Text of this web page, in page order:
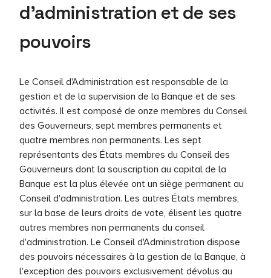
d'administration et de ses
pouvoirs
Le Conseil d'Administration est responsable de la
gestion et de la supervision de la Banque et de ses
activités. Il est composé de onze membres du Conseil
des Gouverneurs, sept membres permanents et
quatre membres non permanents. Les sept
représentants des États membres du Conseil des
Gouverneurs dont la souscription au capital de la
Banque est la plus élevée ont un siège permanent au
Conseil d'administration. Les autres États membres,
sur la base de leurs droits de vote, élisent les quatre
autres membres non permanents du conseil
d'administration. Le Conseil d'Administration dispose
des pouvoirs nécessaires à la gestion de la Banque, à
l'exception des pouvoirs exclusivement dévolus au